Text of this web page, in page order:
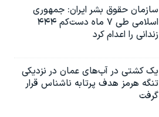
سازمان حقوق بشر ایران: جمهوری
اسلامی طی ۷ ماه دست‌کم ۴۴۴
زندانی را اعدام کرد
یک کشتی در آب‌های عمان در نزدیکی
تنگه هرمز هدف پرتابه ناشناس قرار
گرفت